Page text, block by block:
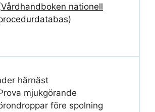
Vårdhandboken nationell
)
härnäst
mjukgörande
före spolning